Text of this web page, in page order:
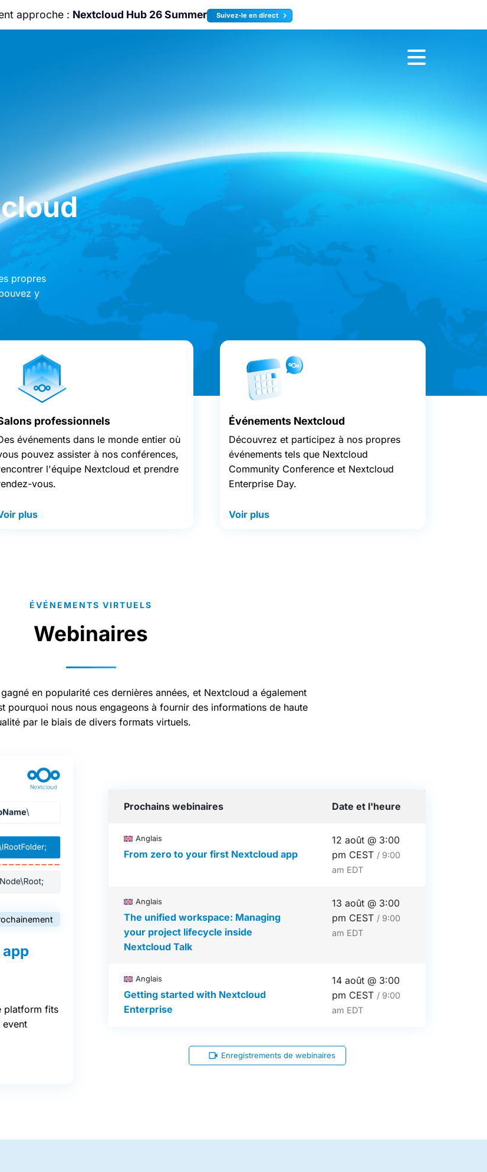
approche : Nextcloud Hub 26 Summer Suivez-le en direct
propres
y
professionnels
événements dans le monde entier où
pouvez assister à nos conférences,
l'équipe Nextcloud et prendre
vous.
plus
Événements Nextcloud
Découvrez et participez à nos propres
événements tels que Nextcloud
Community Conference et Nextcloud
Enterprise Day.
Voir plus
ÉVÉNEMENTS VIRTUELS
Webinaires
en popularité ces dernières années, et Nextcloud a également
pourquoi nous nous engageons à fournir des informations de haute
par le biais de divers formats virtuels.
platform fits
event
Prochains webinaires Date et l'heure
Anglais
From zero to your first Nextcloud app
12 août @ 3:00
pm CEST / 9:00
am EDT
Anglais
The unified workspace: Managing
your project lifecycle inside
Nextcloud Talk
13 août @ 3:00
pm CEST / 9:00
am EDT
Anglais
Getting started with Nextcloud
Enterprise
14 août @ 3:00
pm CEST / 9:00
am EDT
Enregistrements de webinaires